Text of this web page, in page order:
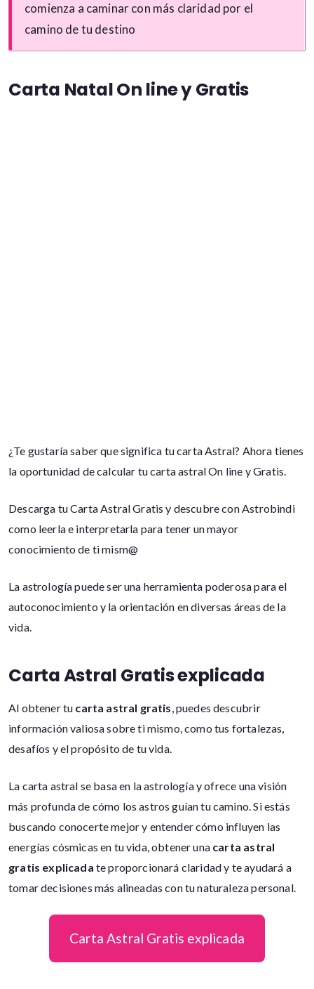
comienza a caminar con más claridad por el
camino de tu destino
Carta Natal On line y Gratis
¿Te gustaría saber que significa tu carta Astral? Ahora tienes
la oportunidad de calcular tu carta astral On line y Gratis.
Descarga tu Carta Astral Gratis y descubre con Astrobindi
como leerla e interpretarla para tener un mayor
conocimiento de ti mism@
La astrología puede ser una herramienta poderosa para el
autoconocimiento y la orientación en diversas áreas de la
vida.
Carta Astral Gratis explicada
Al obtener tu carta astral gratis, puedes descubrir
información valiosa sobre ti mismo, como tus fortalezas,
desafíos y el propósito de tu vida.
La carta astral se basa en la astrología y ofrece una visión
más profunda de cómo los astros guían tu camino. Si estás
buscando conocerte mejor y entender cómo influyen las
energías cósmicas en tu vida, obtener una carta astral
gratis explicada te proporcionará claridad y te ayudará a
tomar decisiones más alineadas con tu naturaleza personal.
Carta Astral Gratis explicada